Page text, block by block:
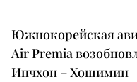
Южнокорейская
Air Premia
Инчхон – Хошимин